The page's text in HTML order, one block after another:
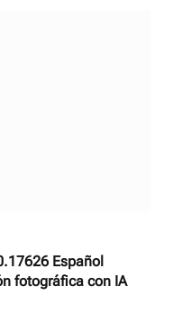
Español
fotográfica con IA